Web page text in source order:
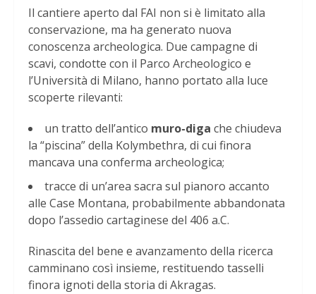
Il cantiere aperto dal FAI non si è limitato alla
conservazione, ma ha generato nuova
conoscenza archeologica. Due campagne di
scavi, condotte con il Parco Archeologico e
l’Università di Milano, hanno portato alla luce
scoperte rilevanti:
un tratto dell’antico muro-diga che chiudeva
la “piscina” della Kolymbethra, di cui finora
mancava una conferma archeologica;
tracce di un’area sacra sul pianoro accanto
alle Case Montana, probabilmente abbandonata
dopo l’assedio cartaginese del 406 a.C.
Rinascita del bene e avanzamento della ricerca
camminano così insieme, restituendo tasselli
finora ignoti della storia di Akragas.